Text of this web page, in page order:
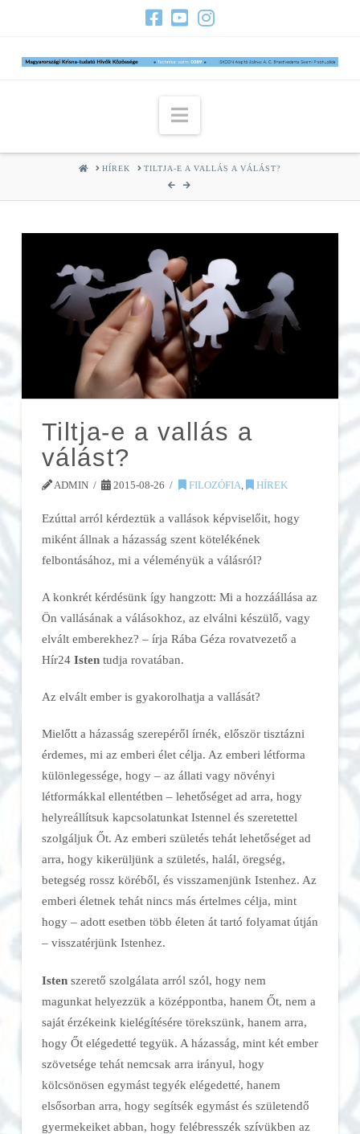
Navigation
HOMEHÍREK TILTJA-E A VALLÁS A VÁLÁST?
Tiltja-e a vallás a
válást?
ADMIN 2015-08-26 FILOZÓFIA HÍREK
Ezúttal arról kérdeztük a vallások képviselőit, hogy
miként állnak a házasság szent kötelékének
felbontásához, mi a véleményük a válásról?
A konkrét kérdésünk így hangzott: Mi a hozzáállása az
Ön vallásának a válásokhoz, az elválni készülő, vagy
elvált emberekhez? – írja Rába Géza rovatvezető a
Hír24 Istentudja rovatában.
Az elvált ember is gyakorolhatja a vallását?
Mielőtt a házasság szerepéről írnék, először tisztázni
érdemes, mi az emberi élet célja. Az emberi létforma
különlegessége, hogy – az állati vagy növényi
létformákkal ellentétben – lehetőséget ad arra, hogy
helyreállítsuk kapcsolatunkat Istennel és szeretettel
szolgáljuk Őt. Az emberi születés tehát lehetőséget ad
arra, hogy kikerüljünk a születés, halál, öregség,
betegség rossz köréből, és visszamenjünk Istenhez. Az
emberi életnek tehát nincs más értelmes célja, mint
hogy – adott esetben több életen át tartó folyamat útján
– visszatérjünk Istenhez.
Istenszerető szolgálata arról szól, hogy nem
magunkat helyezzük a középpontba, hanem Őt, nem a
saját érzékeink kielégítésére törekszünk, hanem arra,
hogy Őt elégedetté tegyük. A házasság, mint két ember
szövetsége tehát nemcsak arra irányul, hogy
kölcsönösen egymást tegyék elégedetté, hanem
elsősorban arra, hogy segítsék egymást és születendő
gyermekeiket abban, hogy felébresszék szívükben az